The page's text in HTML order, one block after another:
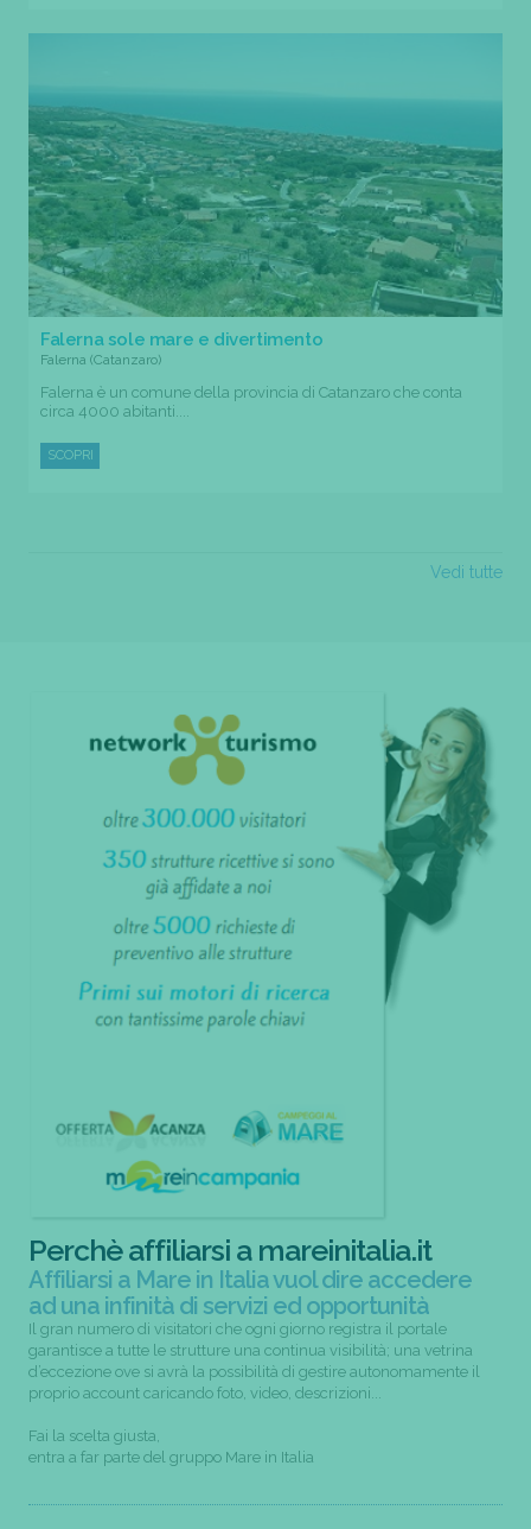
Falerna sole mare e divertimento
Falerna (Catanzaro)
Falerna è un comune della provincia di Catanzaro che conta
circa 4000 abitanti....
SCOPRI
Vedi tutte
Perchè affiliarsi a mareinitalia.it
Affiliarsi a Mare in Italia vuol dire accedere
ad una infinità di servizi ed opportunità
Il gran numero di visitatori che ogni giorno registra il portale
garantisce a tutte le strutture una continua visibilità; una vetrina
d’eccezione ove si avrà la possibilità di gestire autonomamente il
proprio account caricando foto, video, descrizioni...
Fai la scelta giusta,
entra a far parte del gruppo Mare in Italia